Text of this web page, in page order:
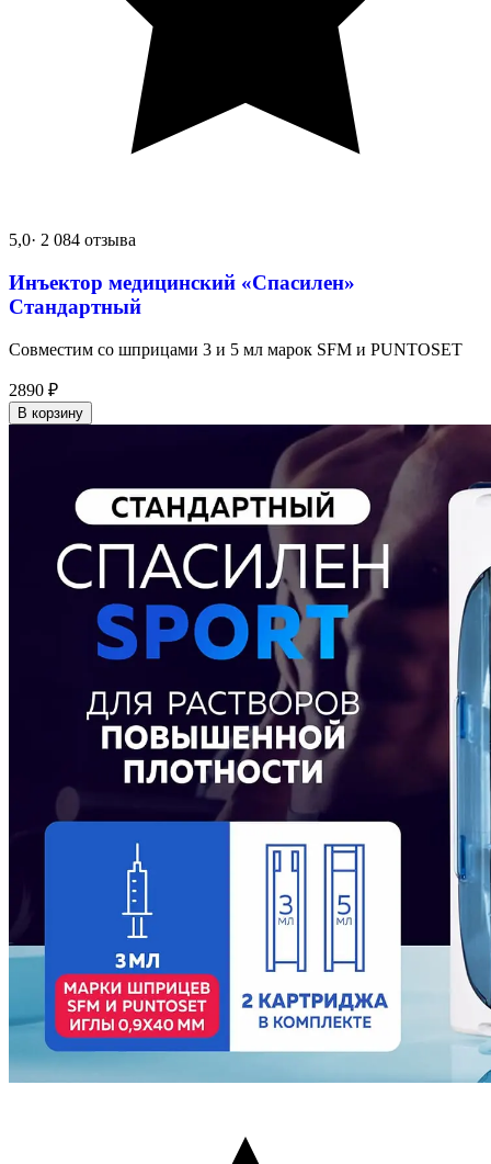
5,0· 2 084 отзыва
Инъектор медицинский «Спасилен»
Стандартный
Совместим со шприцами 3 и 5 мл марок SFM и PUNTOSET
2890 ₽
В корзину